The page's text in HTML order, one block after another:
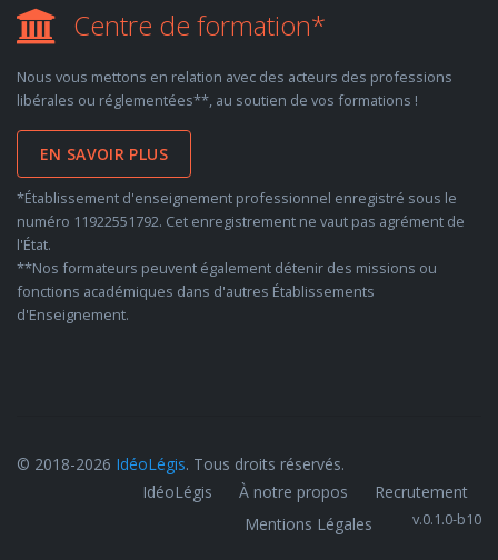
Centre de formation*
Nous vous mettons en relation avec des acteurs des professions
libérales ou réglementées**, au soutien de vos formations !
EN SAVOIR PLUS
*Établissement d'enseignement professionnel enregistré sous le
numéro 11922551792. Cet enregistrement ne vaut pas agrément de
l'État.
**Nos formateurs peuvent également détenir des missions ou
fonctions académiques dans d'autres Établissements
d'Enseignement.
© 2018-2026 IdéoLégis. Tous droits réservés.
IdéoLégis
À notre propos
Recrutement
Mentions Légales
v.0.1.0-b10